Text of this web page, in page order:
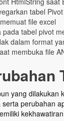
tabel
file excel
pada tabel pivot
dalam format
membuka file
yang
perubahan